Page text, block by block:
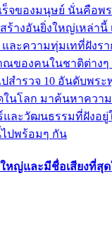
ร็จของมนุษย์ นั่นคือ
ร้างอันยิ่งใหญ่เหล่านี้
ละความทุ่มเทที่ฝังร
ของคนในชาติต่างๆ
ปสำรวจ 10 อันดับพร
ในโลก มาค้นหาควา
และวัฒนธรรมที่ฝังอยู่
ไปพร้อมๆ กัน
หญ่และมีชื่อเสียงที่สุ